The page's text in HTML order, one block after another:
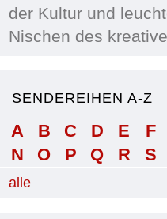
der Kultur und
Nischen des
SENDEREIHEN A-Z
A B C D E F
N
O P Q R S
alle